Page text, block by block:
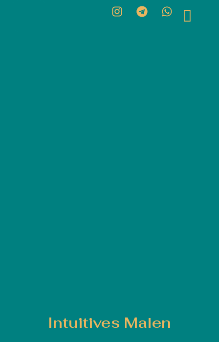
Intuitives Malen